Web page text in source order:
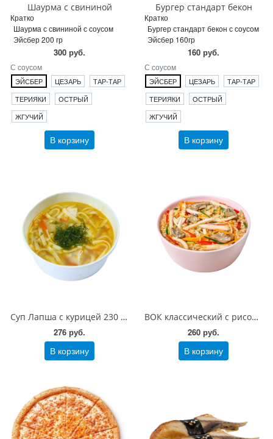
Шаурма с свининой
Кратко
Шаурма с свининой с соусом
Эйсбер 200 гр
300 руб.
С соусом
ЭЙСБЕР ЦЕЗАРЬ
ТАР-ТАР
ТЕРИЯКИ
ОСТРЫЙ
ЖГУЧИЙ
В корзину
Бургер стандарт бекон
Кратко
Бургер стандарт бекон с соусом
Эйсбер 160гр
160 руб.
С соусом
ЭЙСБЕР ЦЕЗАРЬ
ТАР-ТАР
ТЕРИЯКИ
ОСТРЫЙ
ЖГУЧИЙ
В корзину
Суп Лапша с курицей 230 гр
276 руб.
В корзину
ВОК классический с рисом 200 гр
260 руб.
В корзину